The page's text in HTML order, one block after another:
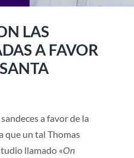
LAS
A FAVOR
a favor de la
que un tal Thomas
llamado «On